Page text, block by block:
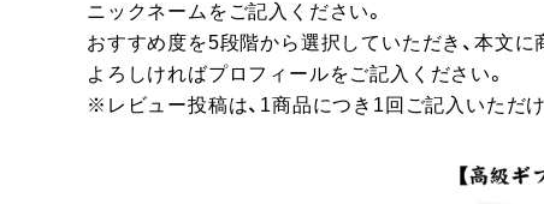
ニックネームをご記入ください。
おすすめ度を5段階から選択していただき、本文に
よろしければプロフィールをご記入ください。
※レビュー投稿は、1商品につき1回ご記入いただけ